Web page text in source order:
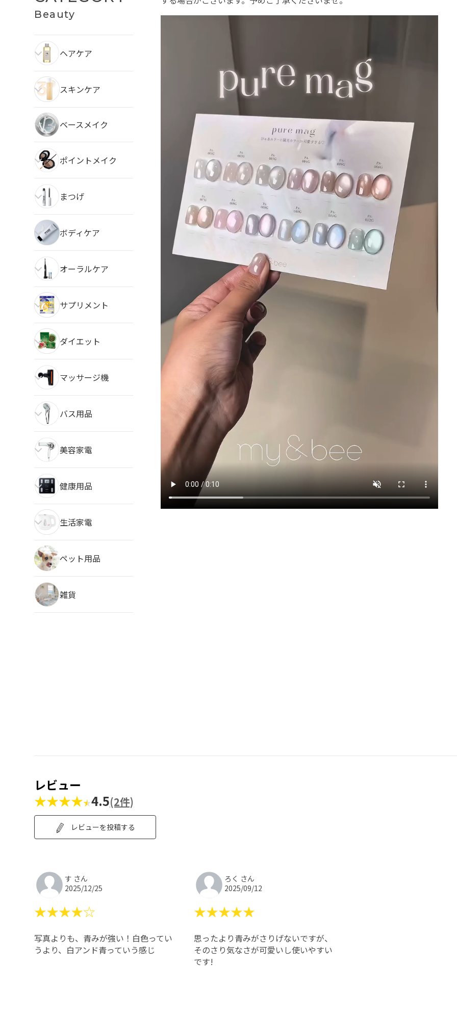
Beauty
ヘアケア
スキンケア
ベースメイク
ポイントメイク
まつげ
ボディケア
オーラルケア
サプリメント
ダイエット
マッサージ機
バス用品
美容家電
健康用品
生活家電
ペット用品
雑貨
レビュー
★★★★ 4.5(2件)
レビューを投稿する
す さん
2025/12/25
★★★★☆
写真よりも、青みが強い！白色ってい
うより、白アンド青っていう感じ
ろく さん
2025/09/12
★★★★★
思ったより青みがさりげないですが、
そのさり気なさが可愛いし使いやすい
です!